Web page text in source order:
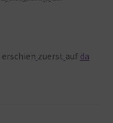
erschien zuerst auf da